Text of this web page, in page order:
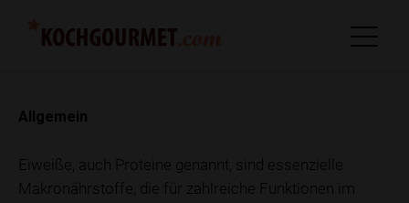
Allgemein
Eiweiße, auch Proteine genannt, sind essenzielle
Makronährstoffe, die für zahlreiche Funktionen im